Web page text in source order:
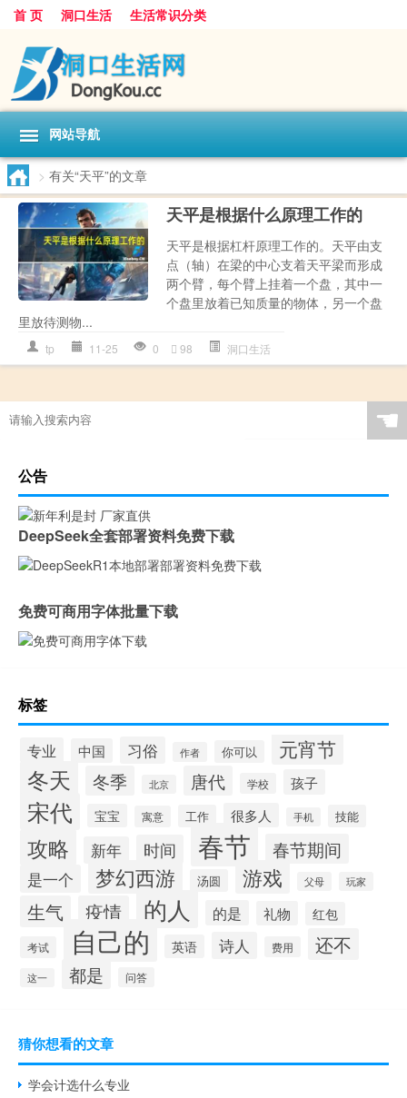
首 页 洞口生活 生活常识分类
网站导航
> 有关“天平”的文章
天平是根据什么原理工作的
天平是根据杠杆原理工作的。天平由支
点（轴）在梁的中心支着天平梁而形成
两个臂，每个臂上挂着一个盘，其中一
个盘里放着已知质量的物体，另一个盘
里放待测物...
tp 11-25 0 98 洞口生活
☚
公告
DeepSeek全套部署资料免费下载
免费可商用字体批量下载
标签
专业 中国 习俗 作者 你可以 元宵节
冬天 冬季 北京 唐代 学校 孩子
宋代 宝宝 寓意 工作 很多人 手机 技能
攻略 新年 时间 春节 春节期间
是一个 梦幻西游 汤圆 游戏 父母 玩家
生气 疫情 的人 的是 礼物 红包
考试 自己的 英语 诗人 费用 还不
这一 都是 问答
猜你想看的文章
学会计选什么专业